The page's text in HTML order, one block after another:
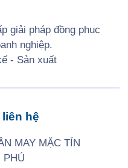
giải pháp đồng phục
nghiệp.
- Sản xuất
hệ
MAY MẶC TÍN
PHÚ